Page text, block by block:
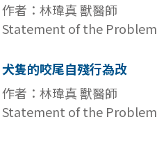
作者：林瑋真 獸醫師
Statement of the Problem
犬隻的咬尾自殘行為改
作者：林瑋真 獸醫師
Statement of the Problem